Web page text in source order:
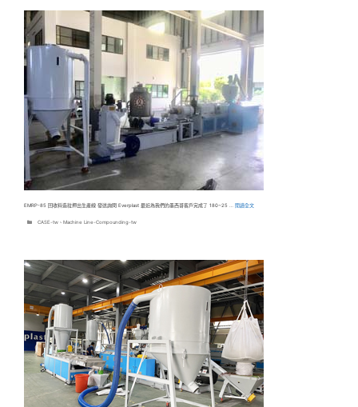
EMRP-85 回收料造粒押出生產線 發送詢問 Everplast 最近為我們的墨西哥客戶完成了 180~25 … 閱讀全文
分CASE-tw、 Machine Line-Compounding-tw